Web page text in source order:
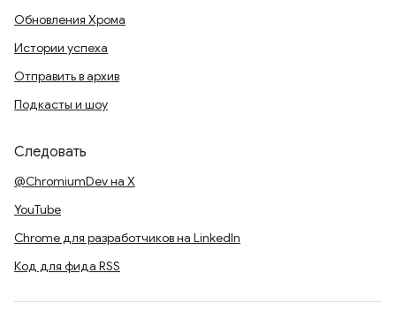
Обновления Хрома
Истории успеха
Отправить в архив
Подкасты и шоу
Следовать
@ChromiumDev на X
YouTube
Chrome для разработчиков на LinkedIn
Код для фида RSS